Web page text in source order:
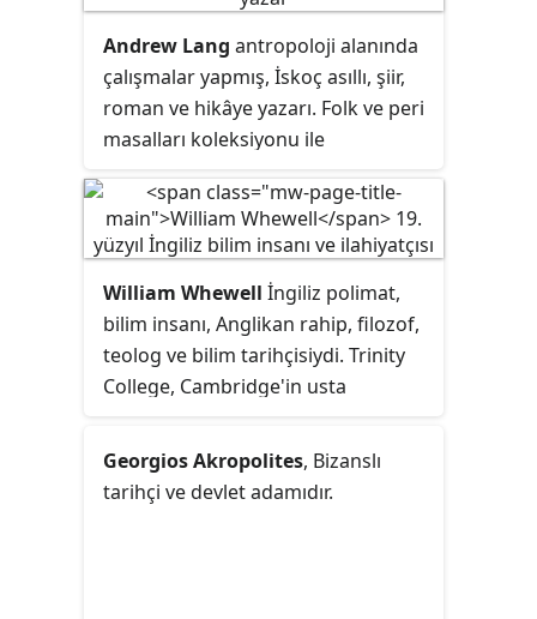
ilgilenmiştir.
Andrew Lang antropoloji alanında
çalışmalar yapmış, İskoç asıllı, şiir,
roman ve hikâye yazarı. Folk ve peri
masalları koleksiyonu ile
William Whewell İngiliz polimat,
bilim insanı, Anglikan rahip, filozof,
teolog ve bilim tarihçisiydi. Trinity
College, Cambridge'in usta
hem şiir hem de matematik
alanında fark yarattı.
Georgios Akropolites, Bizanslı
tarihçi ve devlet adamıdır.